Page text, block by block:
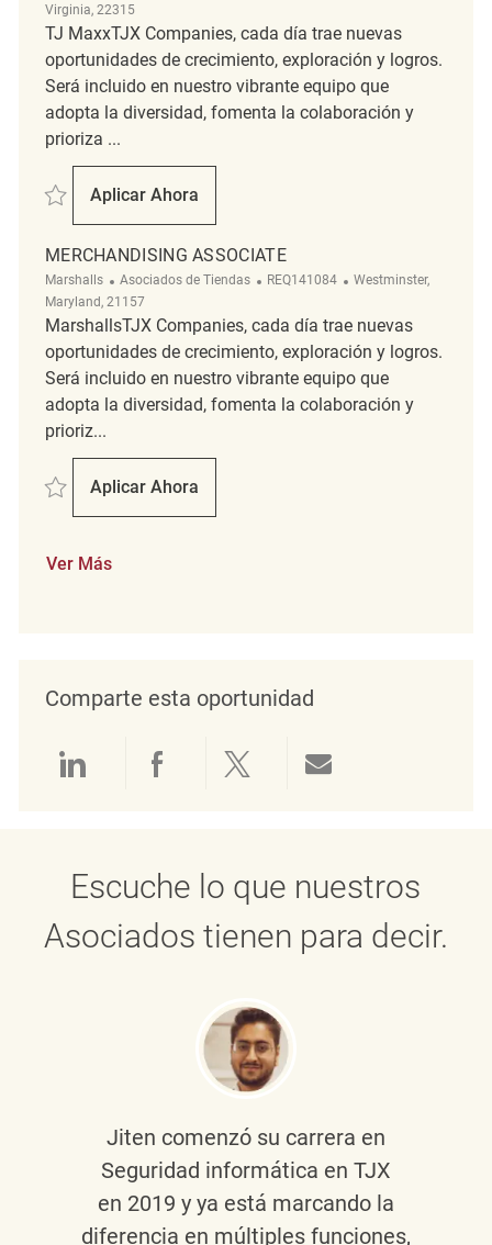
Virginia, 22315
TJ MaxxTJX Companies, cada día trae nuevas
oportunidades de crecimiento, exploración y logros.
Será incluido en nuestro vibrante equipo que
adopta la diversidad, fomenta la colaboración y
prioriza ...
Salvar Retail Merchandising Associate REQ134614
Aplicar Ahora
Retail Merchandising Associate
MERCHANDISING ASSOCIATE
Marshalls Categoría
Asociados de Tiendas ReqId
REQ141084 Ubicación
Westminster,
Maryland, 21157
MarshallsTJX Companies, cada día trae nuevas
oportunidades de crecimiento, exploración y logros.
Será incluido en nuestro vibrante equipo que
adopta la diversidad, fomenta la colaboración y
prioriz...
Salvar Merchandising Associate REQ141084
Aplicar Ahora
Merchandising Associate
Ver Más
Comparte esta oportunidad
Compartir a través de LinkedIn
Compartir a través de
Compartir a través
Escuche lo que nuestros
Asociados tienen para decir.
Jiten comenzó su carrera en
Seguridad informática en TJX
en 2019 y ya está marcando la
diferencia en múltiples funciones,